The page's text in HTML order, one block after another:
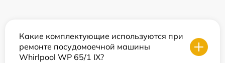
Какие комплектующие используются при
ремонте посудомоечной машины
Whirlpool WP 65/1 IX?